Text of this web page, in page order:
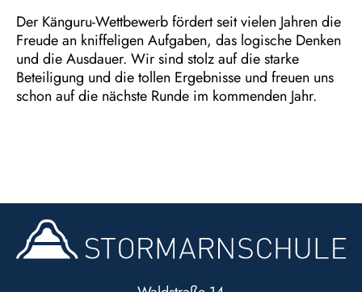
Der Känguru-Wettbewerb fördert seit vielen Jahren die
Freude an kniffeligen Aufgaben, das logische Denken
und die Ausdauer. Wir sind stolz auf die starke
Beteiligung und die tollen Ergebnisse und freuen uns
schon auf die nächste Runde im kommenden Jahr.